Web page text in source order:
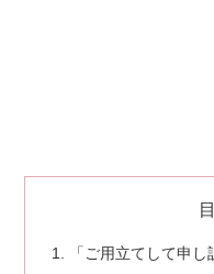
「ご用立てして申